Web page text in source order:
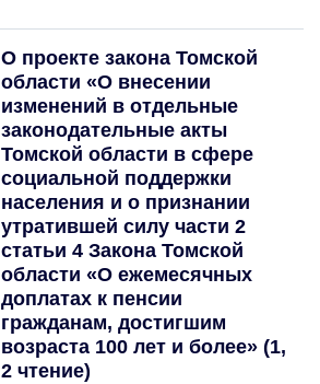
О проекте закона Томской
области «О внесении
изменений в отдельные
законодательные акты
Томской области в сфере
социальной поддержки
населения и о признании
утратившей силу части 2
статьи 4 Закона Томской
области «О ежемесячных
доплатах к пенсии
гражданам, достигшим
возраста 100 лет и более» (1,
2 чтение)